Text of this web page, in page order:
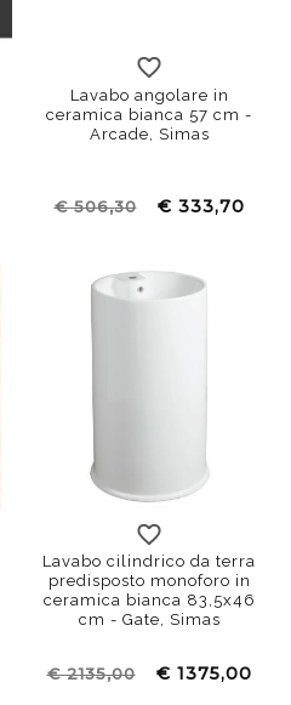
Lavabo angolare in
ceramica bianca 57 cm -
Arcade, Simas
€ 506,30 € 333,70
Lavabo cilindrico da terra
predisposto monoforo in
ceramica bianca 83,5x46
cm - Gate, Simas
€ 2135,00 € 1375,00